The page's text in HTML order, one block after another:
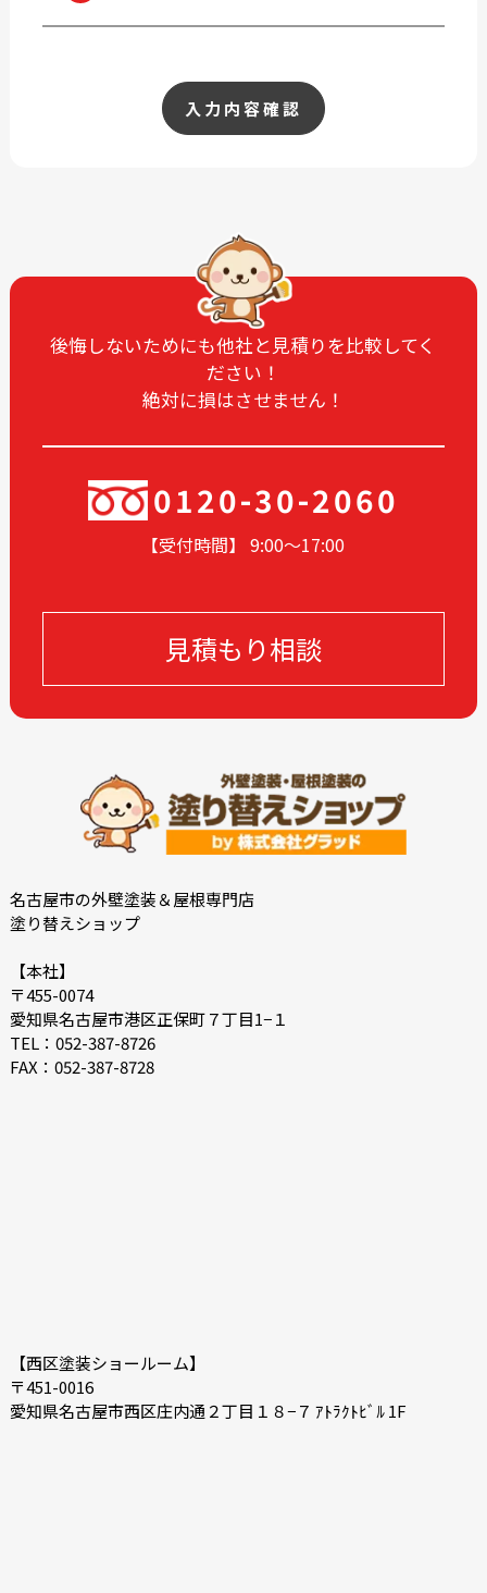
入力内容確認
後悔しないためにも他社と見積りを比較してく
ださい！
絶対に損はさせません！
0120-30-2060
【受付時間】 9:00〜17:00
見積もり相談
名古屋市の外壁塗装＆屋根専門店
塗り替えショップ
【本社】
〒455-0074
愛知県名古屋市港区正保町７丁目1−１
TEL：052-387-8726
FAX：052-387-8728
【西区塗装ショールーム】
〒451-0016
愛知県名古屋市西区庄内通２丁目１８−７ ｱﾄﾗｸﾄﾋﾞﾙ 1F